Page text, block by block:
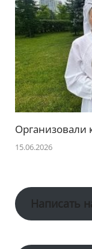
Организовали
15.06.2026
Написать